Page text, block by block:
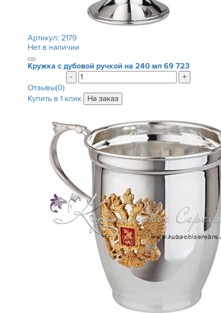
Артикул: 2179
Нет в наличии
Кружка с дубовой ручкой на 240 мл 69 723
-
+
Отзывы(0)
Купить в 1 клик